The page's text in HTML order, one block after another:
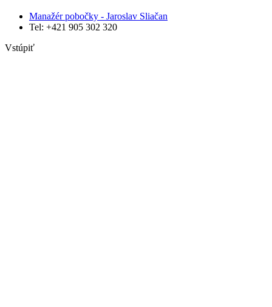
Manažér pobočky - Jaroslav Sliačan
Tel: +421 905 302 320
Vstúpiť